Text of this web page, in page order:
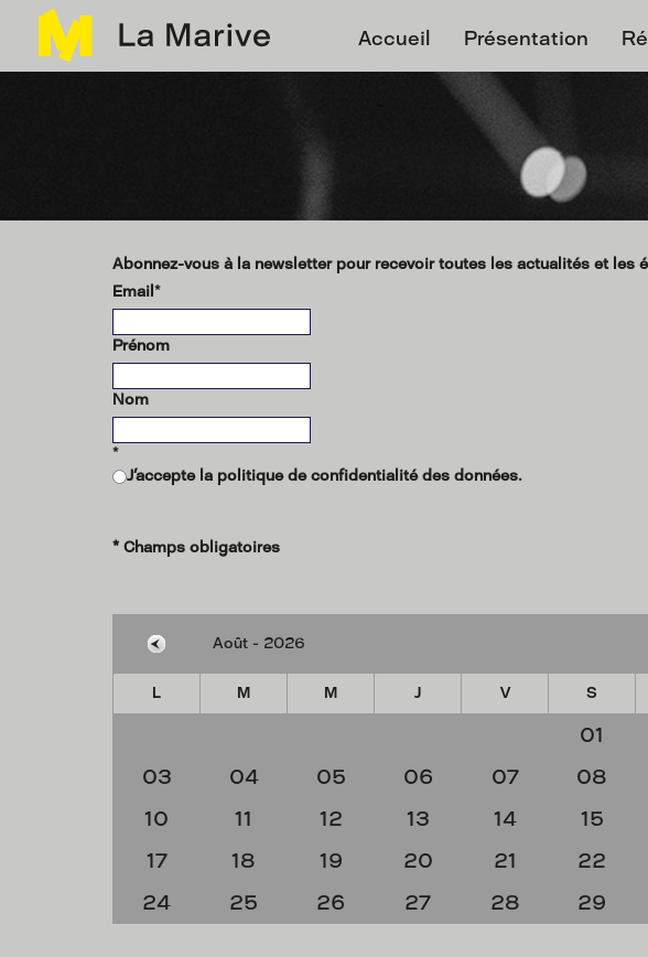
Accueil Présentation
Abonnez-vous à la newsletter pour recevoir toutes les actualités et les
Email *
Prénom
Nom
*
J'accepte la politique de confidentialité des données.
* Champs obligatoires
L M M J V S
01
03
04 05 06 07 08
10
11 12 13 14 15
17
18 19 20 21 22
24
25 26 27 28 29
Panneau de gestion des cookies